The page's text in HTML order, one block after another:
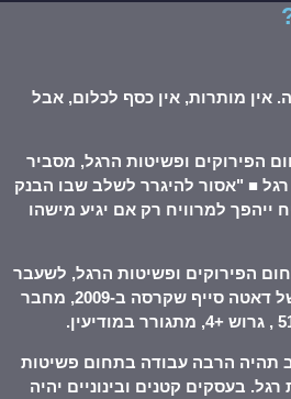
אין מותרות, אין כסף לכלום, אבל
הפירוקים ופשיטות הרגל, מסביר
רגל ■ "אסור להיגרר לשלב שבו הבנק
ייהפך למרוויח רק אם יגיע מישהו
הפירוקים ופשיטות הרגל, לשעבר
המייסד, הבעלים והמנכ"ל של דאטה סייף שקרסה ב-2009, מחבר
.
תהיה הרבה עבודה בתחום פשיטות
בעסקים קטנים ובינוניים יהיה